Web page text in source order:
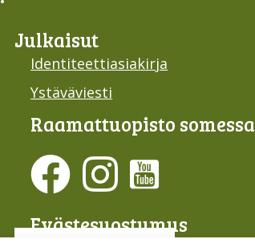
Julkaisut
Identiteettiasiakirja
Ystäväviesti
Raamattu­opisto somessa
Evästesuostumus